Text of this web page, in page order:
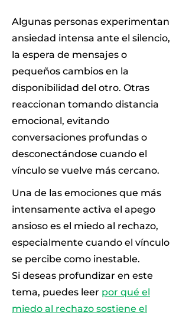
Algunas personas experimentan
ansiedad intensa ante el silencio,
la espera de mensajes o
pequeños cambios en la
disponibilidad del otro. Otras
reaccionan tomando distancia
emocional, evitando
conversaciones profundas o
desconectándose cuando el
vínculo se vuelve más cercano.
Una de las emociones que más
intensamente activa el apego
ansioso es el miedo al rechazo,
especialmente cuando el vínculo
se percibe como inestable.
Si deseas profundizar en este
tema, puedes leer por qué el
miedo al rechazo sostiene el